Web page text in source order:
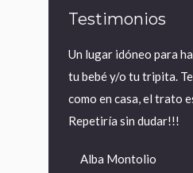
Testimonios
muy
Un lugar idóneo para
tu bebé y/o tu tripita.
como en casa, el trato
Repetiría sin dudar!!!
Alba Montolio